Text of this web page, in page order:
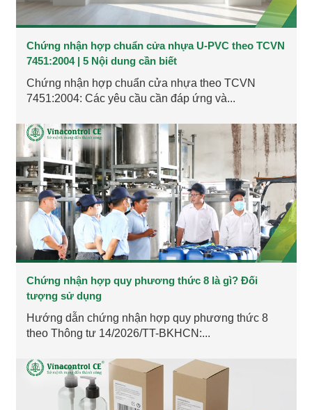
Chứng nhận hợp chuẩn cửa nhựa U-PVC theo TCVN
7451:2004 | 5 Nội dung cần biết
Chứng nhận hợp chuẩn cửa nhựa theo TCVN
7451:2004: Các yêu cầu cần đáp ứng và...
Chứng nhận hợp quy phương thức 8 là gì? Đối
tượng sử dụng
Hướng dẫn chứng nhận hợp quy phương thức 8
theo Thông tư 14/2026/TT-BKHCN:...